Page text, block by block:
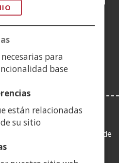
para
base
están relacionadas
su sitio
(Ireki
en la Ley 19/2013, de
acceso a la